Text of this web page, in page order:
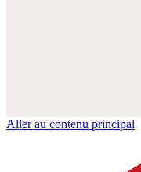
Aller au contenu principal